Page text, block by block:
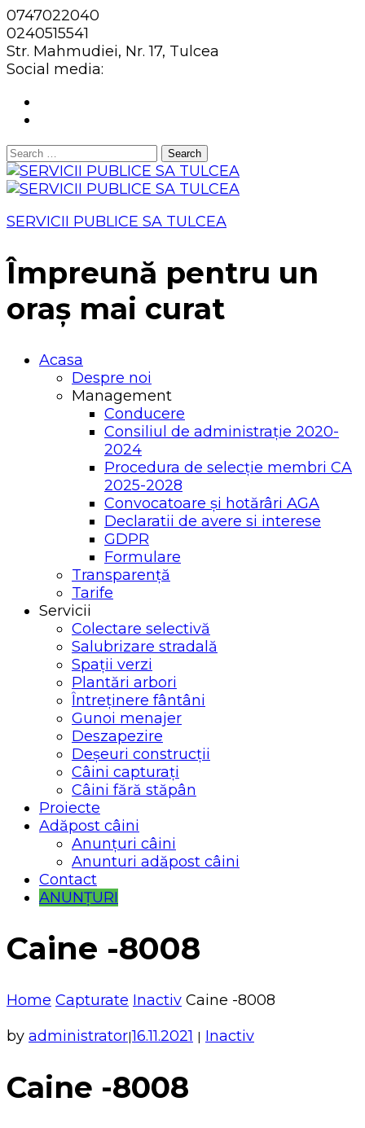
0747022040
0240515541
Str. Mahmudiei, Nr. 17, Tulcea
Social media:
Search
for:
SERVICII PUBLICE SA TULCEA
Împreună pentru un
oraș mai curat
Acasa
Despre noi
Management
Conducere
Consiliul de administrație 2020-
2024
Procedura de selecție membri CA
2025-2028
Convocatoare și hotărâri AGA
Declaratii de avere si interese
GDPR
Formulare
Transparență
Tarife
Servicii
Colectare selectivă
Salubrizare stradală
Spații verzi
Plantări arbori
Întreținere fântâni
Gunoi menajer
Deszapezire
Deșeuri construcții
Câini capturați
Câini fără stăpân
Proiecte
Adăpost câini
Anunțuri câini
Anunturi adăpost câini
Contact
ANUNȚURI
Caine -8008
Home Capturate Inactiv Caine -8008
by administrator|16.11.2021 | Inactiv
Caine -8008